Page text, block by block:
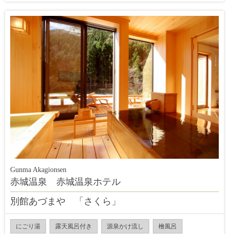
Gunma Akagionsen
赤城温泉 赤城温泉ホテル
別館あづまや 「さくら」
にごり湯 露天風呂付き 源泉かけ流し 檜風呂